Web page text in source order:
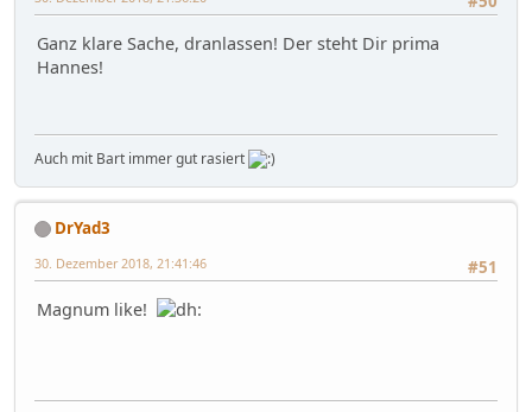
Ganz klare Sache, dranlassen! Der steht Dir prima
Hannes!
Auch mit Bart immer gut rasiert
DrYad3
#51
30. Dezember 2018, 21:41:46
Magnum like!